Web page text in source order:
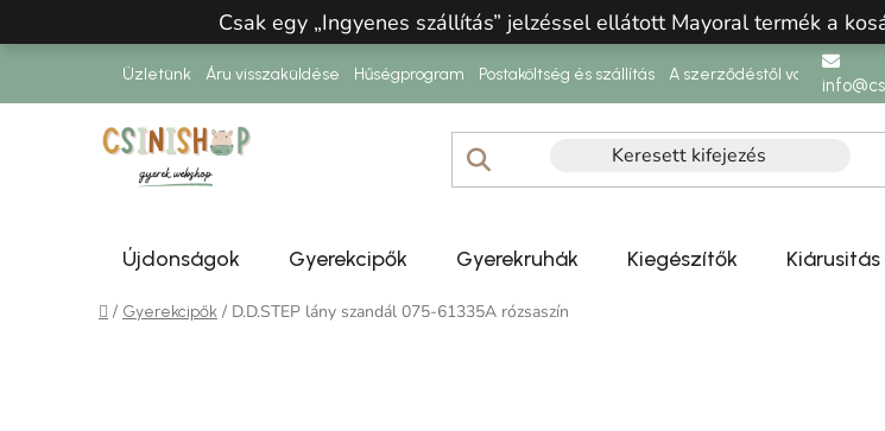
Csak egy „Ingyenes szállítás” jelzéssel ellátott Mayoral termék a
Üzletünk Áru visszaküldése Hűségprogram Postaköltség és szállítás A szerződéstől való elállás
Újdonságok Gyerekcipők Gyerekruhák Kiegészítők Kiárusitás
Kezdőlap
/ Gyerekcipők / D.D.STEP lány szandál 075-61335A rózsaszín